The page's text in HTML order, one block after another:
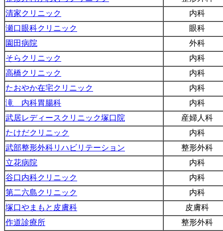
清家クリニック
内科
瀬口眼科クリニック
眼科
園田病院
外科
そらクリニック
内科
高橋クリニック
内科
たおやか在宅クリニック
内科
滝 内科胃腸科
内科
武居レディースクリニック塚口院
産婦人科
たけだクリニック
内科
武部整形外科リハビリテーション
整形外科
立花病院
内科
谷口内科クリニック
内科
第二六島クリニック
内科
塚口やまもと皮膚科
皮膚科
作道診療所
整形外科